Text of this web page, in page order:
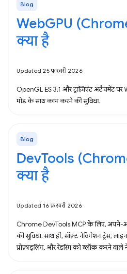
Blog
WebGPU
क्या है
Updated 25 फ़रवरी 2026
OpenGL ES 3.1 और ट्रांज़िएंट अटैचमेंट पर
मोड के साथ काम करने की सुविधा.
Blog
DevTools
क्या है
Updated 16 फ़रवरी 2026
Chrome DevTools MCP के लिए,
की सुविधा. साथ ही, सॉफ़्ट नेविगेशन ट्रेस,
प्रोफ़ाइलिंग, और रेंडरिंग को ब्लॉक करने